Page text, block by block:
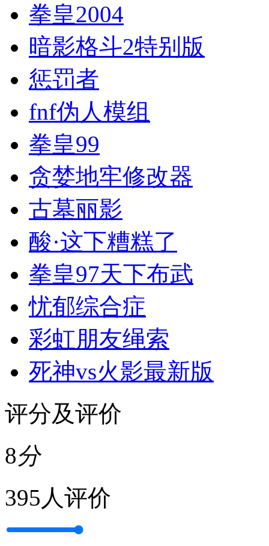
拳皇2004
暗影格斗2特别版
惩罚者
fnf伪人模组
拳皇99
贪婪地牢修改器
古墓丽影
酸·这下糟糕了
拳皇97天下布武
忧郁综合症
彩虹朋友绳索
死神vs火影最新版
评分及评价
8分
395人评价